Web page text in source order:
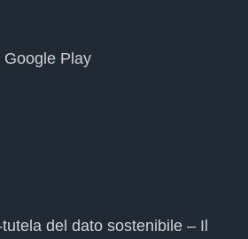
del dato sostenibile – Il